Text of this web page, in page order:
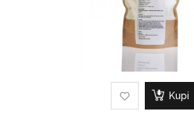
Kupi